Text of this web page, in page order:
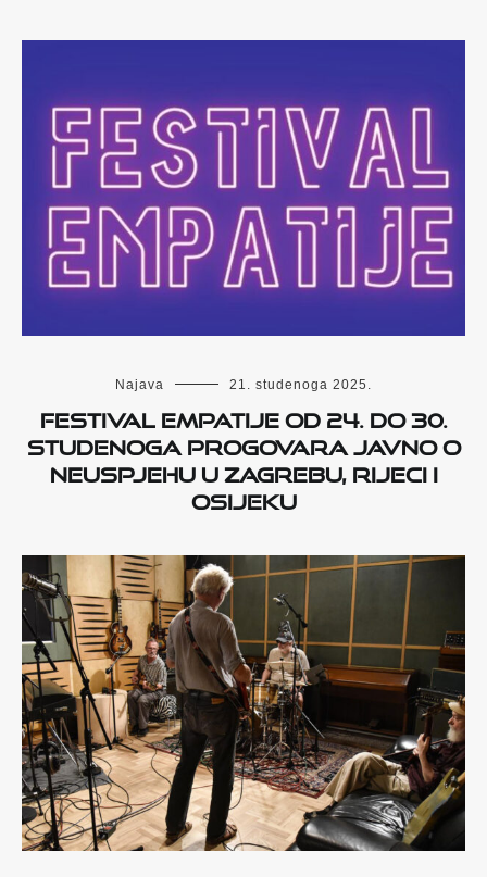
Najava 21. studenoga 2025.
Festival empatije od 24. do 30.
studenoga progovara javno o
neuspjehu u Zagrebu, Rijeci i
Osijeku